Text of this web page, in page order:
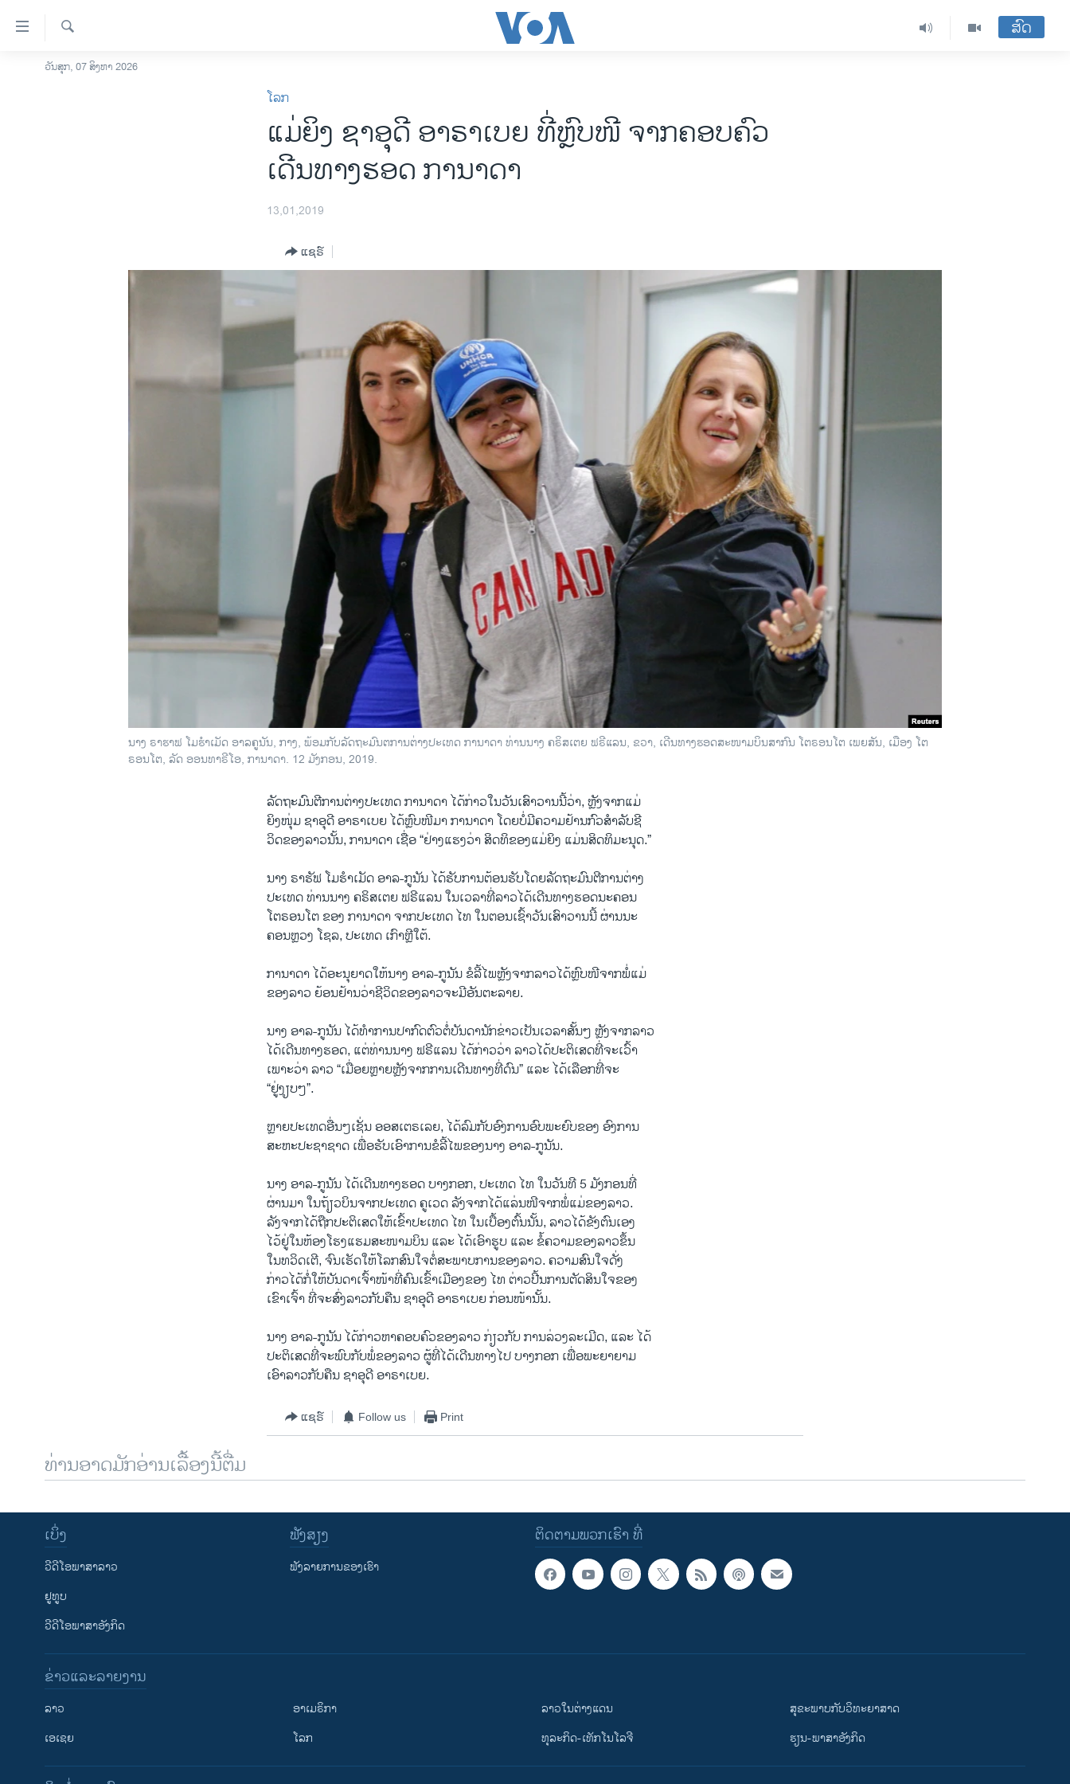
ລິ້ງ
ສຳຫລັບ
ໂຮມເພຈ
ອິດສະຫຼະພາບດ້ານການຂ່າວ
ຄົ້ນຫາ
ສົດ
ວັນສຸກ, 07 ສິງຫາ 2026
ໂລກ
ແມ່​ຍິງ ຊາ​ອຸ​ດີ ອາ​ຣາ​ເບຍ ທີ່ຫຼົບ​ໜີ​ ຈ​າກ​ຄອບ​ຄົວ
ເດີນ​ທາງ​ຮອດ ກາ​ນາ​ດາ
13,01,2019
ແຊຣ໌
ນາງ ຣາ​ຮາ​ຟ ໂມ​ຮຳ​ເມັດ ອາ​ລ​ຄູ​ນັນ, ກາງ, ພ້ອມ​ກັບ​ລັດ​ຖະ​ມົນ​ຕ​ການ​ຕ່າງ​ປະ​ເທດ ກ​າ​ນາ​ດາ ທ່ານນາງ ຄ​ຣິ​ສ​ເຕຍ ຟ​ຣີ​ແລນ, ຂວາ, ເດີນ​ທາງ​ຮອດ​ສະ​ໜາມ​ບິນ​ສາ​ກົນ ໂຕ​ຣອນ​ໂຕ ເພຍ​ສັນ, ເມືອງ ໂຕ​
ຣອນ​ໂຕ, ລັດ ອອນ​ທາ​ຣີ​ໂອ, ກາ​ນາ​ດາ. 12 ມັງ​ກອນ, 2019.
ລັດ​ຖະ​ມົນ​ຕີ​ການ​ຕ່າງ​ປະ​ເທດ ກາ​ນາ​ດາ ໄດ້​ກ່າວ​ໃນ​ວັນ​ເສົາ​ວານນີ້​ວ່າ, ຫຼັງ​ຈາກ​ແມ່
ຍິງໜຸ່ມ ຊາອຸດີ ອາຣາເບຍ ໄດ້ຫຼົບໜີມາ ການາດາ ໂດຍບໍ່ມີຄວາມຢ້ານກົວສຳລັບຊີ
ວິດຂອງລາວນັ້ນ, ການາດາ ເຊື່ອ “ຢ່າງແຮງວ່າ ສິດທິຂອງແມ່ຍິງ ແມ່ນສິດທິມະນຸດ.”
ນາງ ຣາ​ຮັຟ ໂມ​ຮຳ​ເມັດ ອາ​ລ​-ກູ​ນັນ ໄດ້​ຮັບ​ການ​ຕ້ອນ​ຮັບ​ໂດຍ​ລັດ​ຖະ​ມົນ​ຕີ​ການ​ຕ່າງ​
ປະເທດ ທ່ານນາງ ຄຣິສເຕຍ ຟຣີແລນ ໃນເວລາທີ່ລາວໄດ້ເດີນທາງຮອດນະຄອນ
ໂຕຣອນໂຕ ຂອງ ການາດາ ຈາກປະເທດ ໄທ ໃນຕອນເຊົ້າວັນເສົາວານນີ້ ຜ່ານນະ
ຄອນຫຼວງ ໂຊລ, ປະເທດ ເກົາຫຼີໃຕ້.
ກາ​ນາ​ດາ ໄດ້​ອະ​ນຸ​ຍາດ​ໃຫ້​ນາງ ອາ​ລ​-ກ​ູນັນ ຂໍ​ລີ້​ໄພຫຼັງ​ຈາກ​ລາວ​ໄດ້ຫຼົບ​ໜີ​ຈາກ​ພໍ່​ແມ່​
ຂອງລາວ ຍ້ອນຢ້ານວ່າຊີວິດຂອງລາວຈະມີອັນຕະລາຍ.
ນາ​ງ ອາ​ລ​-ກູ​ນັນ ໄດ້​ທຳ​ການ​ປາ​ກົດ​ຕົວ​ຕໍ່​ບັນ​ດາ​ນັກ​ຂ່າວ​ເປັນ​ເວ​ລາ​ສັ້ນໆ ຫຼັງ​ຈາກ​ລາວ
ໄດ້ເດີນທາງຮອດ, ແຕ່ທ່ານນາງ ຟຣີແລນ ໄດ້ກ່າວວ່າ ລາວໄດ້ປະຕິເສດທີ່ຈະເວົ້າ
ເພາະວ່າ ລາວ “ເມື່ອຍຫຼາຍຫຼັງຈາກການເດີນທາງທີ່ດົນ” ແລະ ໄດ້ເລືອກທີ່ຈະ
“ຢູ່ງຽບໆ”.
ຫຼາຍ​ປະ​ເທດ​ອື່ນໆ​ເຊັ່ນ ອອ​ສ​ເຕ​ຣ​ເລຍ, ໄດ້​ລົມ​ກັບ​ອົງ​ການ​ອົບ​ພະ​ຍົບ​ຂອງ ອົງ​ການ​
ສະຫະປະຊາຊາດ ເພື່ອຮັບເອົາການຂໍລີ້ໄພຂອງນາງ ອາລ-ກູນັນ.
ນາ​ງ ອາ​ລ​-ກູ​ນັນ ໄດ້​ເດີນ​ທາງ​ຮອດ ບາງກອກ, ປະ​ເທດ ໄທ ໃນ​ວັນ​ທີ 5 ມັງ​ກອນ​ທີ່​
ຜ່ານມາ ໃນຖ້ຽວບິນຈາກປະເທດ ຄູເວດ ລັງຈາກໄດ້ແລ່ນໜີຈາກພໍ່ແມ່ຂອງລາວ.
ລັງຈາກໄດ້ຖືກປະຕິເສດໃຫ້ເຂົ້າປະເທດ ໄທ ໃນເບື້ອງຕົ້ນນັ້ນ, ລາວໄດ້ຂັງຕົນເອງ
ໄວ້ຢູ່ໃນຫ້ອງໂຮງແຮມສະໜາມບິນ ແລະ ໄດ້ເອົາຮູບ ແລະ ຂໍ້ຄວາມຂອງລາວຂຶ້ນ
ໃນທວິດເຕີ, ຈົນເຮັດໃຫ້ໂລກສົນໃຈຕໍ່ສະພາບການຂອງລາວ. ຄວາມສົນໃຈດັ່ງ
ກ່າວໄດ້ກໍ່ໃຫ້ບັນດາເຈົ້າໜ້າທີ່ຄົນເຂົ້າເມືອງຂອງ ໄທ ຕ່າວປີ້ນການຕັດສິນໃຈຂອງ
ເຂົາເຈົ້າ ທີ່ຈະສົ່ງລາວກັບຄືນ ຊາອຸດີ ອາຣາເບຍ ກ່ອນໜ້ານັ້ນ.
ນາງ ອາ​ລ​-ກູນັນ ໄດ້​ກ່າວ​ຫາ​ຄອບ​ຄົວ​ຂອງ​ລາວ​ ກ່ຽວ​ກັບ ການ​ລ່ວງ​ລະ​ເມີດ, ແລະ ໄດ້
ປະຕິເສດທີ່ຈະພົບກັບພໍ່ຂອງລາວ ຜູ້ທີ່ໄດ້ເດີນທາງໄປ ບາງກອກ ເພື່ອພະຍາຍາມ
ເອົາລາວກັບຄືນ ຊາອຸດີ ອາຣາເບຍ.
ແຊຣ໌ Follow us Print
ທ່ານອາດມັກອ່ານເລື້ອງນີ້ຕື່ມ
ຕິດຕາມພວກເຮົາ ທີ່
ເບິ່ງ
ວີດີໂອພາສາລາວ
ຢູທູບ
ວີດີໂອພາສາອັງກິດ
ຟັງສຽງ
ຟັງລາຍການຂອງເຮົາ
ຂ່າວແລະລາຍງານ
ລາວ
ເອເຊຍ
ອາເມຣິກາ
ໂລກ
ລາວໃນຕ່າງແດນ
ທຸລະກິດ-ເທັກໂນໂລຈີ
ສຸຂະພາບກັບວິທະຍາສາດ
ຮຽນ-ພາສາອັງກິດ